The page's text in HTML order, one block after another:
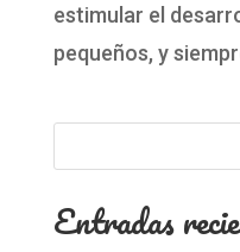
estimular el
pequeños, y
Entradas